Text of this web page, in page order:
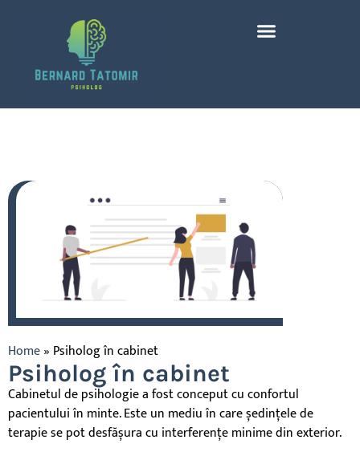
Home» Psiholog în cabinet
Psiholog în cabinet
Cabinetul de psihologie a fost conceput cu confortul
pacientului în minte. Este un mediu în care ședințele de
terapie se pot desfășura cu interferențe minime din exterior.